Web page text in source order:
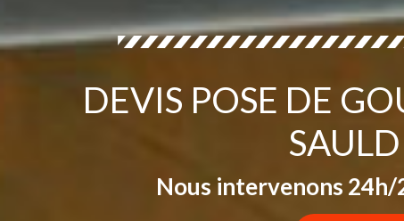
DEVIS POSE DE
Nous intervenons 24h/